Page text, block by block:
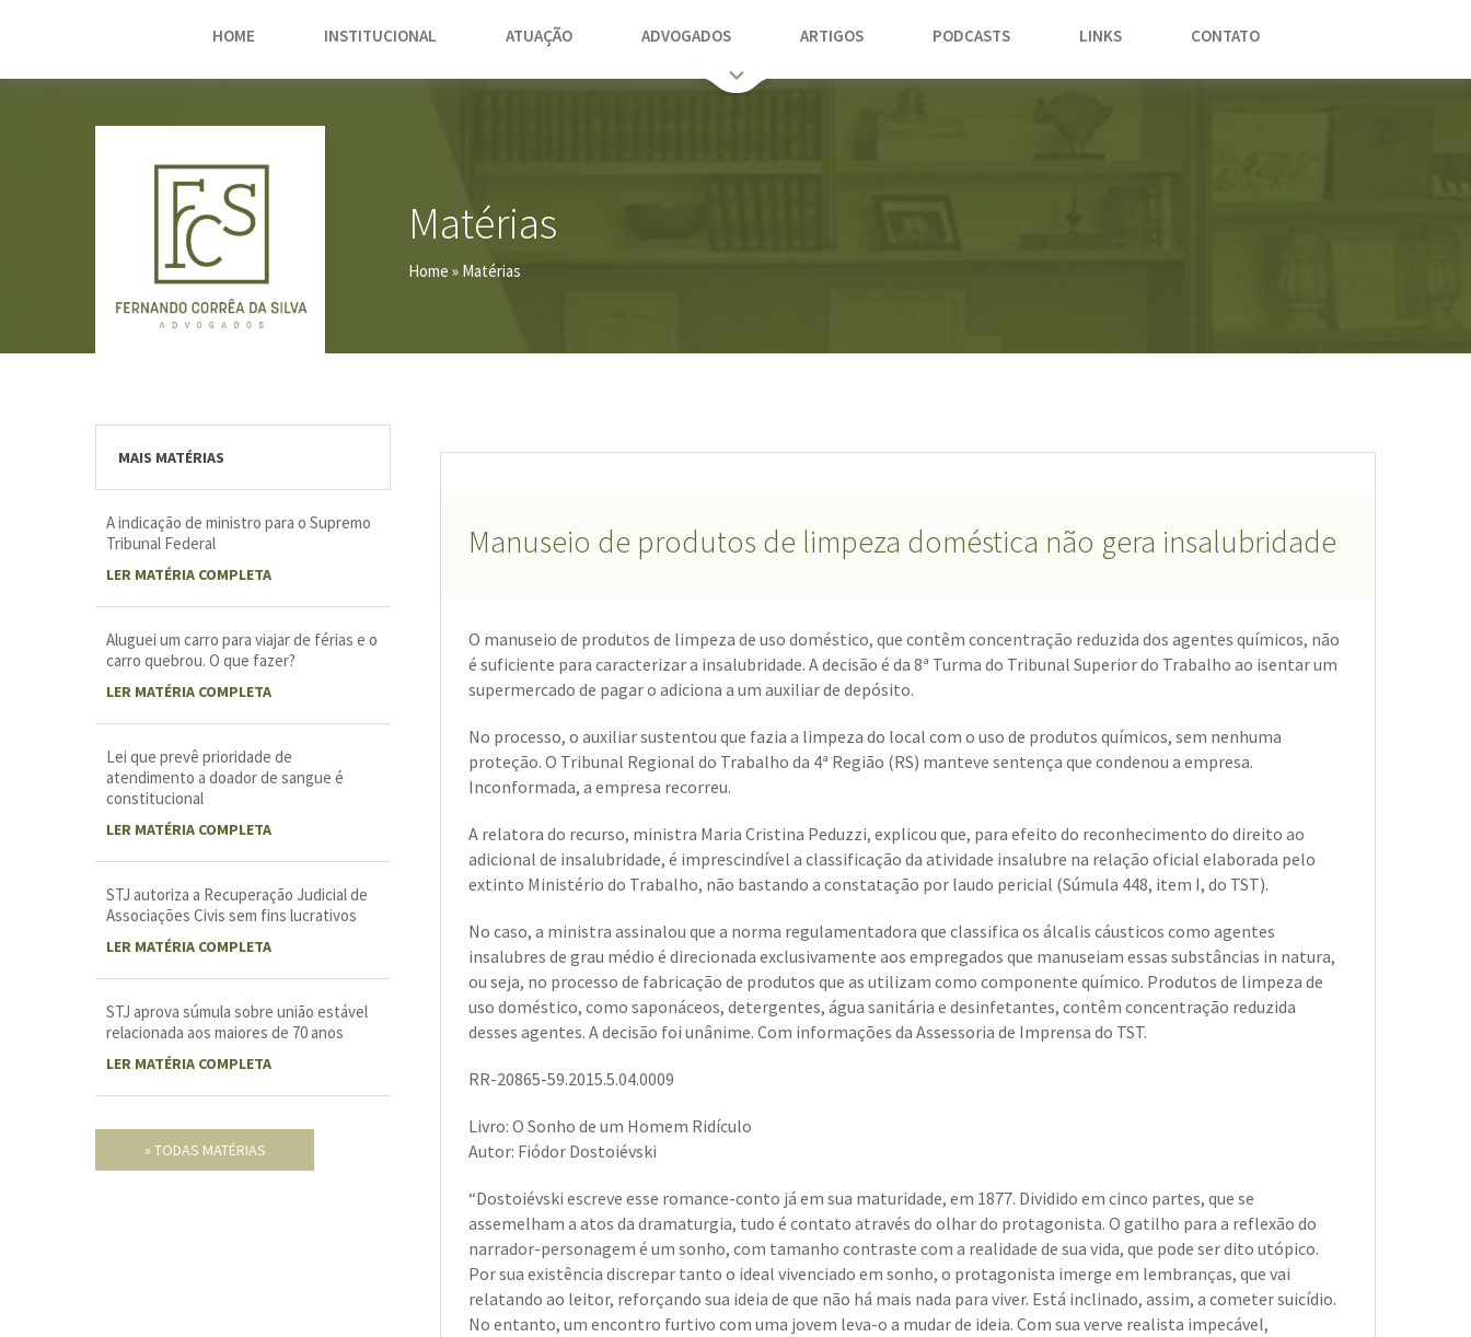
HOME INSTITUCIONAL ATUAÇÃO ADVOGADOS ARTIGOS PODCASTS LINKS CONTATO
Matérias
Home » Matérias
MAIS MATÉRIAS
A indicação de ministro para o Supremo
Tribunal Federal
LER MATÉRIA COMPLETA
Aluguei um carro para viajar de férias e o
carro quebrou. O que fazer?
LER MATÉRIA COMPLETA
Lei que prevê prioridade de
atendimento a doador de sangue é
constitucional
LER MATÉRIA COMPLETA
STJ autoriza a Recuperação Judicial de
Associações Civis sem fins lucrativos
LER MATÉRIA COMPLETA
STJ aprova súmula sobre união estável
relacionada aos maiores de 70 anos
LER MATÉRIA COMPLETA
» TODAS MATÉRIAS
Manuseio de produtos de limpeza doméstica não gera insalubridade
O manuseio de produtos de limpeza de uso doméstico, que contêm concentração reduzida dos agentes químicos, não
é suficiente para caracterizar a insalubridade. A decisão é da 8ª Turma do Tribunal Superior do Trabalho ao isentar um
supermercado de pagar o adiciona a um auxiliar de depósito.
No processo, o auxiliar sustentou que fazia a limpeza do local com o uso de produtos químicos, sem nenhuma
proteção. O Tribunal Regional do Trabalho da 4ª Região (RS) manteve sentença que condenou a empresa.
Inconformada, a empresa recorreu.
A relatora do recurso, ministra Maria Cristina Peduzzi, explicou que, para efeito do reconhecimento do direito ao
adicional de insalubridade, é imprescindível a classificação da atividade insalubre na relação oficial elaborada pelo
extinto Ministério do Trabalho, não bastando a constatação por laudo pericial (Súmula 448, item I, do TST).
No caso, a ministra assinalou que a norma regulamentadora que classifica os álcalis cáusticos como agentes
insalubres de grau médio é direcionada exclusivamente aos empregados que manuseiam essas substâncias in natura,
ou seja, no processo de fabricação de produtos que as utilizam como componente químico. Produtos de limpeza de
uso doméstico, como saponáceos, detergentes, água sanitária e desinfetantes, contêm concentração reduzida
desses agentes. A decisão foi unânime. Com informações da Assessoria de Imprensa do TST.
RR-20865-59.2015.5.04.0009
Livro: O Sonho de um Homem Ridículo
Autor: Fiódor Dostoiévski
“Dostoiévski escreve esse romance-conto já em sua maturidade, em 1877. Dividido em cinco partes, que se
assemelham a atos da dramaturgia, tudo é contato através do olhar do protagonista. O gatilho para a reflexão do
narrador-personagem é um sonho, com tamanho contraste com a realidade de sua vida, que pode ser dito utópico.
Por sua existência discrepar tanto o ideal vivenciado em sonho, o protagonista imerge em lembranças, que vai
relatando ao leitor, reforçando sua ideia de que não há mais nada para viver. Está inclinado, assim, a cometer suicídio.
No entanto, um encontro furtivo com uma jovem leva-o a mudar de ideia. Com sua verve realista impecável,